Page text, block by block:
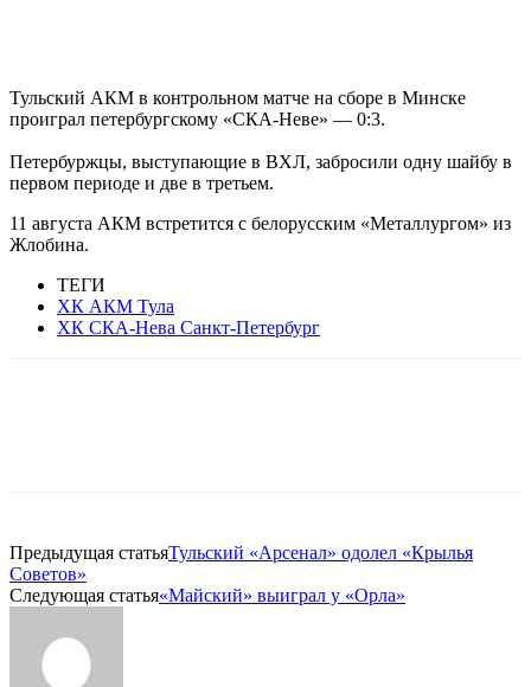
Тульский АКМ в контрольном матче на сборе в Минске
проиграл петербургскому «СКА-Неве» — 0:3.
Петербуржцы, выступающие в ВХЛ, забросили одну шайбу в
первом периоде и две в третьем.
11 августа АКМ встретится с белорусским «Металлургом» из
Жлобина.
ТЕГИ
ХК АКМ Тула
ХК СКА-Нева Санкт-Петербург
Предыдущая статьяТульский «Арсенал» одолел «Крылья
Советов»
Следующая статья«Майский» выиграл у «Орла»